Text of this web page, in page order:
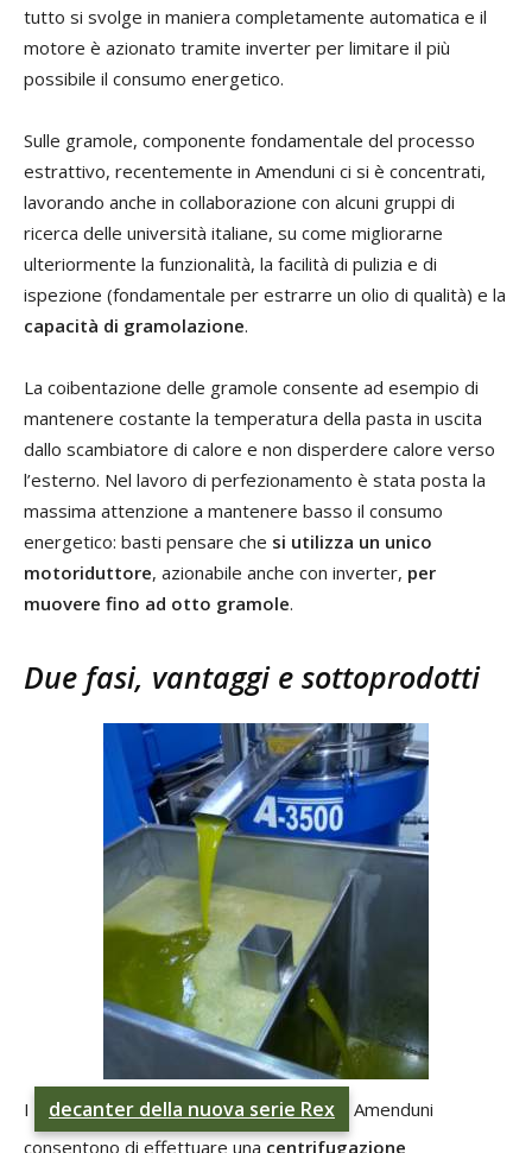
tutto si svolge in maniera completamente automatica e il
motore è azionato tramite inverter per limitare il più
possibile il consumo energetico.
Sulle gramole, componente fondamentale del processo
estrattivo, recentemente in Amenduni ci si è concentrati,
lavorando anche in collaborazione con alcuni gruppi di
ricerca delle università italiane, su come migliorarne
ulteriormente la funzionalità, la facilità di pulizia e di
ispezione (fondamentale per estrarre un olio di qualità) e la
capacità di gramolazione.
La coibentazione delle gramole consente ad esempio di
mantenere costante la temperatura della pasta in uscita
dallo scambiatore di calore e non disperdere calore verso
l’esterno. Nel lavoro di perfezionamento è stata posta la
massima attenzione a mantenere basso il consumo
energetico: basti pensare che si utilizza un unico
motoriduttore, azionabile anche con inverter, per
muovere fino ad otto gramole.
Due fasi, vantaggi e sottoprodotti
I decanter della nuova serie Rex
Amenduni
consentono di effettuare una centrifugazione